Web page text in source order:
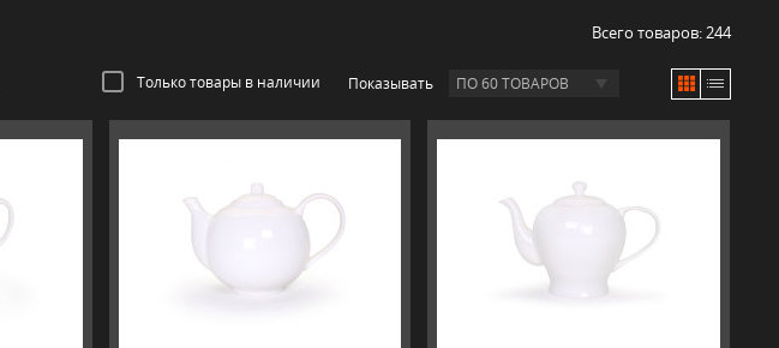
Всего товаров:244
Только товары в наличии Показывать ПО 60 ТОВАРОВ